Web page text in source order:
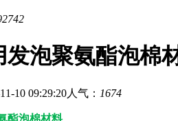
发泡聚氨酯泡棉
10 09:29:20人气： 1674
酯泡棉材料